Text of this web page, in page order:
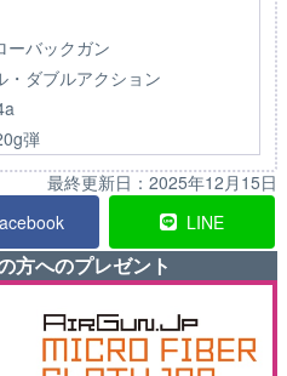
ーバックガン
・ダブルアクション
弾
最終更新日： 2025年12月15日
LINE
方へのプレゼント